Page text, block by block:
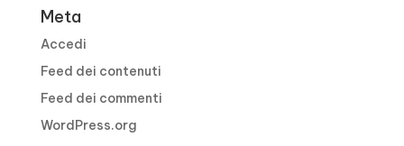
Meta
Accedi
Feed dei contenuti
Feed dei commenti
WordPress.org